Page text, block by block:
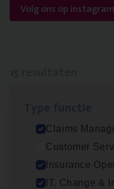
Volg ons op instagram
Claims
Customer
Insurance
IT, Change &
Busi­ness
IT, Change &
Antwerpen